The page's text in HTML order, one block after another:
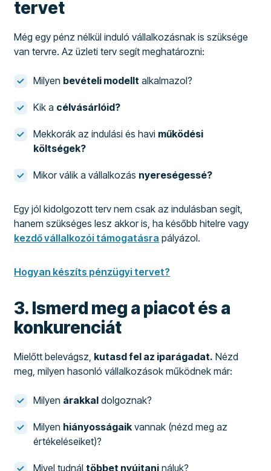
tervet
Még egy pénz nélkül induló vállalkozásnak is szüksége
van tervre. Az üzleti terv segít meghatározni:
Milyen bevételi modellt alkalmazol?
Kik a célvásárlóid?
Mekkorák az indulási és havi működési
költségek?
Mikor válik a vállalkozás nyereségessé?
Egy jól kidolgozott terv nem csak az indulásban segít,
hanem szükséges lesz akkor is, ha később hitelre vagy
kezdő vállalkozói támogatásra pályázol.
Hogyan készíts pénzügyi tervet?
3. Ismerd meg a piacot és a
konkurenciát
Mielőtt belevágsz, kutasd fel az iparágadat. Nézd
meg, milyen hasonló vállalkozások működnek már:
Milyen árakkal dolgoznak?
Milyen hiányosságaik vannak (nézd meg az
értékeléseiket)?
Mivel tudnáltöbbet nyújtani náluk?